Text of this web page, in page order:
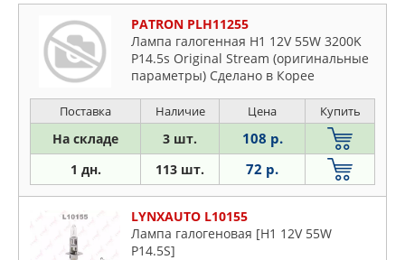
PATRON PLH11255
Лампа галогенная H1 12V 55W 3200K
P14.5s Original Stream (оригинальные
параметры) Сделано в Корее
Поставка Наличие Цена Купить
На складе 3 шт. 108 р.
1 дн. 113 шт. 72 р.
LYNXAUTO L10155
Лампа галогеновая [H1 12V 55W
P14.5S]